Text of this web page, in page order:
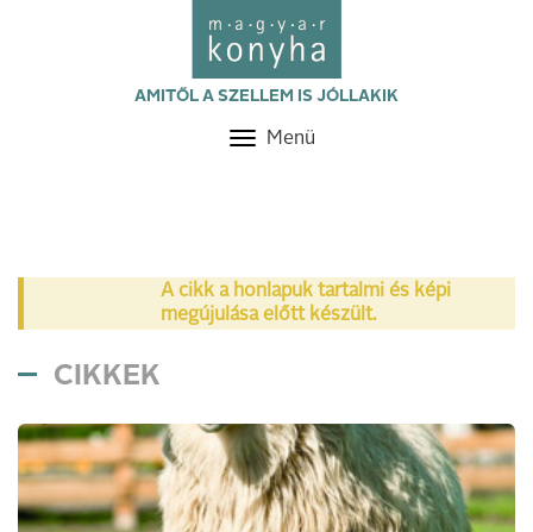
AMITŐL A SZELLEM IS JÓLLAKIK
Toggle
Menü
A cikk a honlapuk tartalmi és képi
megújulása előtt készült.
CIKKEK